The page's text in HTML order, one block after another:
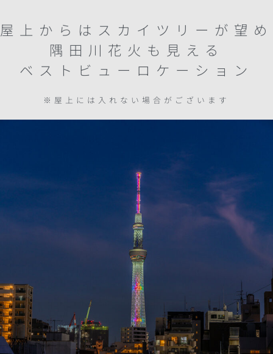
屋上からはスカイツリーが望め
隅田川花火も見える
ベストビューロケーション
※屋上には入れない場合がございます